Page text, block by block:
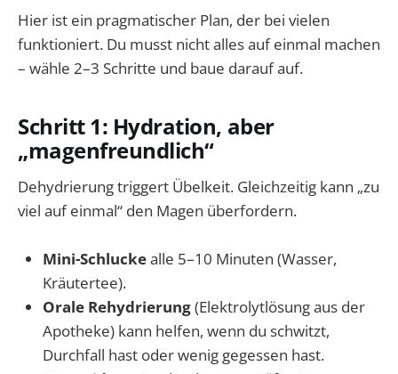
Hier ist ein pragmatischer Plan, der bei vielen
funktioniert. Du musst nicht alles auf einmal machen
– wähle 2–3 Schritte und baue darauf auf.
Schritt 1: Hydration, aber
„magenfreundlich“
Dehydrierung triggert Übelkeit. Gleichzeitig kann „zu
viel auf einmal“ den Magen überfordern.
Mini-Schluckealle 5–10 Minuten (Wasser,
Kräutertee).
Orale Rehydrierung(Elektrolytlösung aus der
Apotheke) kann helfen, wenn du schwitzt,
Durchfall hast oder wenig gegessen hast.